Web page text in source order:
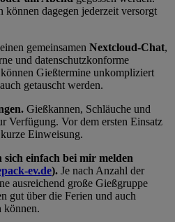
können dagegen jederzeit versorgt
gemeinsamen Nextcloud-Chat,
und datenschutzkonforme
Gießtermine unkompliziert
getauscht werden.
Gießkannen, Schläuche und
Verfügung. Vor dem ersten Einsatz
Einweisung.
einfach bei mir melden
ev.de). Je nach Anzahl der
ausreichend große Gießgruppe
gut über die Ferien und auch
können.